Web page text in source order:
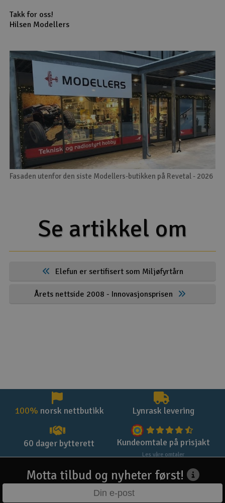
Takk for oss!
Hilsen Modellers
Fasaden utenfor den siste Modellers-butikken på Revetal - 2026
Se artikkel om
Elefun er sertifisert som Miljøfyrtårn
Årets nettside 2008 - Innovasjonsprisen
100% norsk nettbutikk Lynrask levering
60 dager bytterett Kundeomtale på prisjakt
Les våre omtaler
Motta tilbud og nyheter først!